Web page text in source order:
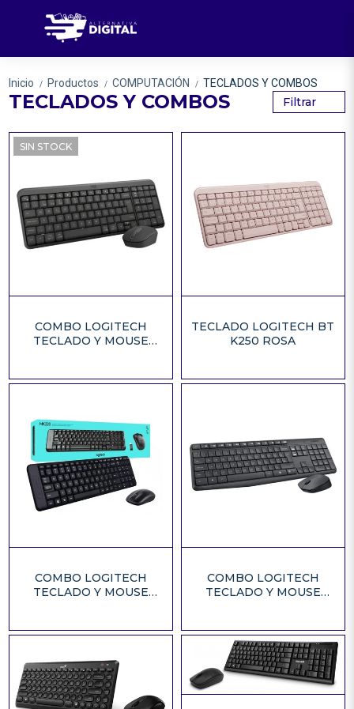
Inicio / Productos / COMPUTACIÓN / TECLADOS Y COMBOS
TECLADOS Y COMBOS Filtrar
SIN STOCK
COMBO LOGITECH
TECLADO Y MOUSE
TECLADO LOGITECH BT
K250 ROSA
COMBO LOGITECH
TECLADO Y MOUSE
COMBO LOGITECH
TECLADO Y MOUSE